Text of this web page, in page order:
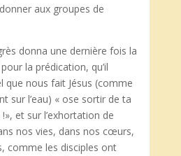
aux groupes de
donna une dernière fois la
la prédication, qu’il
que nous fait Jésus (comme
sur l’eau) « ose sortir de ta
et sur l’exhortation de
nos vies, dans nos cœurs,
comme les disciples ont